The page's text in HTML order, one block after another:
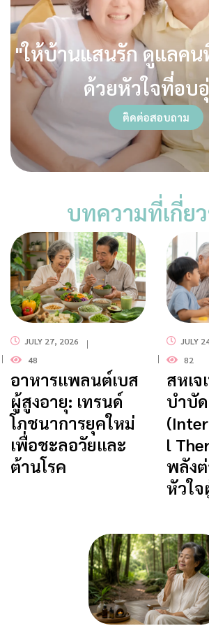
"ให้บ้านแสนรัก ดูแลค
ด้วยหัวใจที่อบ
ติดต่อสอบถาม
บทความที่เกี่ย
JULY 27, 2026
48
อาหารแพลนต์เบส
ผู้สูงอายุ: เทรนด์
โภชนาการยุคใหม่
เพื่อชะลอวัยและ
ต้านโรค
JULY
82
สหเจ
บำบัด
l
พลังต่
หัวใจ